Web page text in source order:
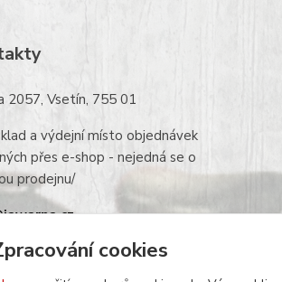
2057, Vsetín, 755 01
a výdejní místo objednávek
přes e-shop - nejedná se o
prodejnu/
608 369 346 cookies